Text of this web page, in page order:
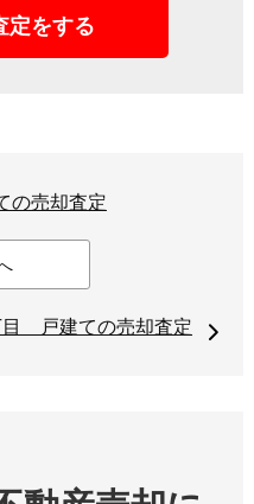
定をする
の売却査定
目 戸建ての売却査定